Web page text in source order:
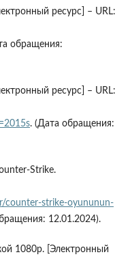
ресурс] – URL:
обращения:
ресурс] – URL:
. (Дата обращения:
Strike.
counter-strike-oyununun-
12.01.2024).
1080p. [Электронный